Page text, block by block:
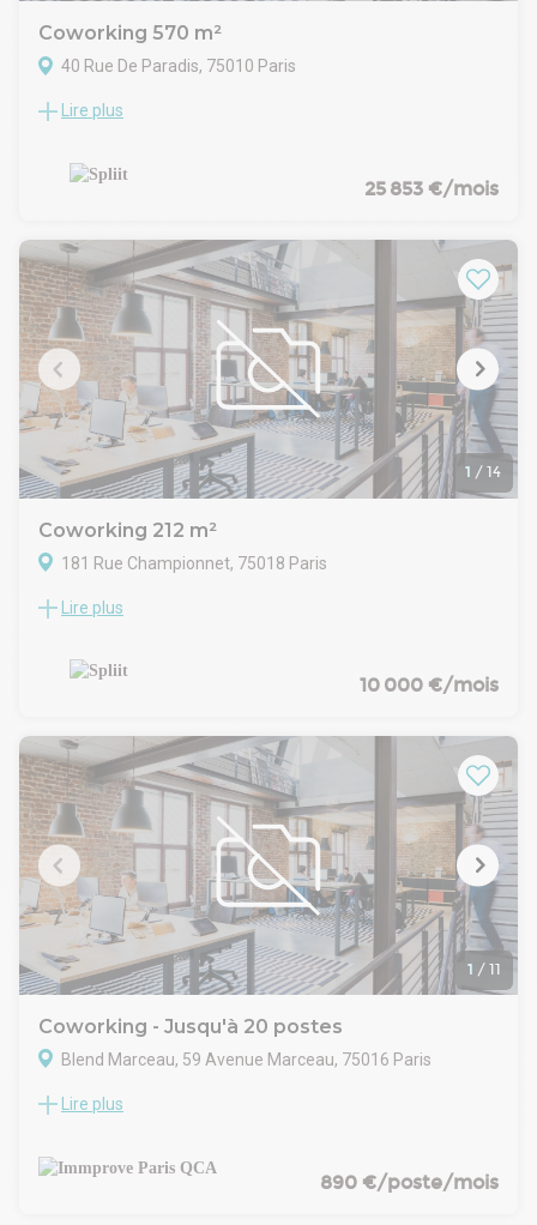
Coworking 570 m²
40 Rue De Paradis, 75010 Paris
Location Bureaux Paris 75010
ces locaux atypiques sous verrière à caractère industriel. En
très bon état, avec un aménagement mixte
Lire plus
25 853 €/mois
1 / 14
Coworking 212 m²
181 Rue Championnet, 75018 Paris
Location Bureaux Paris 75018
bureaux rénovés offrant une flexibilité simple.
Ces locaux entièrement rénovés se distinguent par leur
Actuellement aménagés en bureaux professionnels, ils
peuvent accueillir confortablement 28 postes de travail dans
un environnement moderne et fonctionnel.
L'atout majeur de ce bien réside dans ses espaces extérieurs
uniques : une terrasse privative et un patio créent une
atmosphère de travail privilégiée, rare en plein Paris, offrant
à vos équipes des espaces de détente et de convivialité
appréciables.
Lire plus
10 000 €/mois
1 / 11
Coworking - Jusqu'à 20 postes
Blend Marceau, 59 Avenue Marceau, 75016 Paris
IMMPROVE vous propose des bureaux Plug & Play au sein
le quartier Chaillot. Cette surface de bureaux modulable
comprend plusieurs postes privatifs à partir de 2 postes, des
Lire plus
890 €/poste/mois